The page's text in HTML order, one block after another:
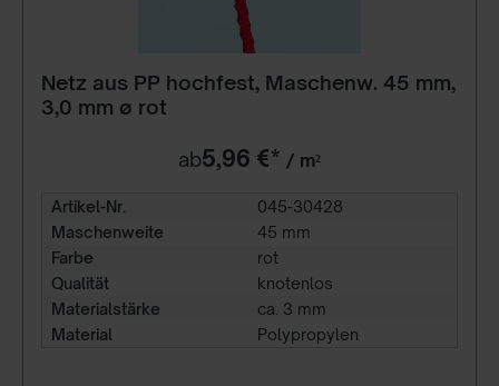
Netz aus PP hochfest, Maschenw. 45 mm,
3,0 mm ø rot
ab5,96 €* / m²
Artikel-Nr.
045-30428
Maschenweite
45 mm
Farbe
rot
Qualität
knotenlos
Materialstärke
ca. 3 mm
Material
Polypropylen